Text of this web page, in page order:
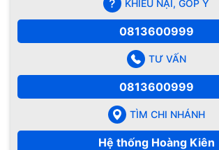
KHIẾU NẠI, GÓP Ý
0813600999
TƯ VẤN
0813600999
TÌM CHI NHÁNH
Hệ thống Hoàng Kiên